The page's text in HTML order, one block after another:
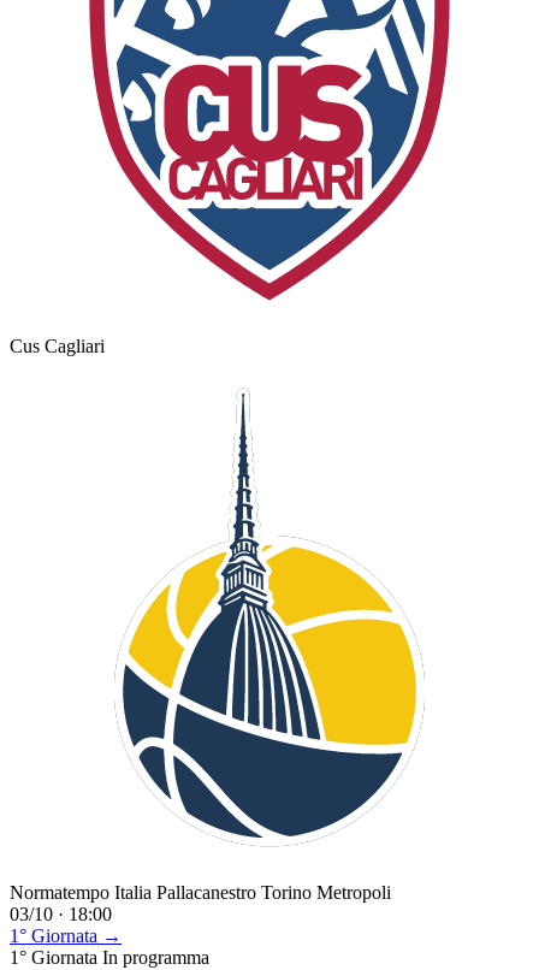
Cus Cagliari
Normatempo Italia Pallacanestro Torino Metropoli
03/10 · 18:00
1° Giornata →
1° Giornata In programma